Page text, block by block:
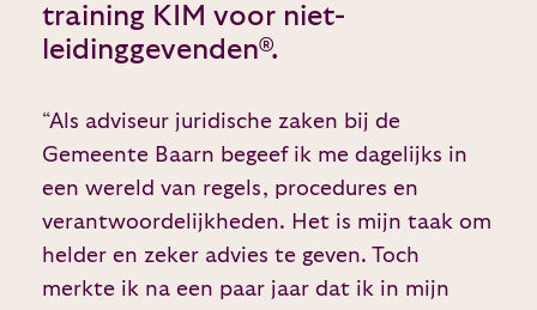
training KIM voor niet-
leidinggevenden®.
“Als adviseur juridische zaken bij de
Gemeente Baarn begeef ik me dagelijks in
een wereld van regels, procedures en
verantwoordelijkheden. Het is mijn taak om
helder en zeker advies te geven. Toch
merkte ik na een paar jaar dat ik in mijn